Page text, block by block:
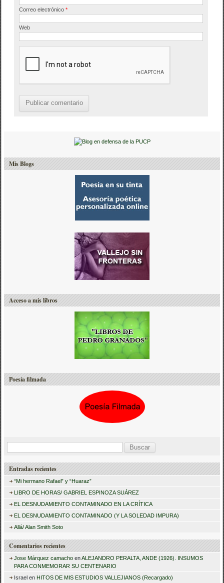
Correo electrónico*
Web
Mis Blogs
Acceso a mis libros
Poesía filmada
s
r
Entradas recientes
“Mi hermano Rafael” y “Huaraz”
LIBRO DE HORAS/ GABRIEL ESPINOZA SUÁREZ
EL DESNUDAMIENTO CONTAMINADO EN LA CRÍTICA
EL DESNUDAMIENTO CONTAMINADO (Y LA SOLEDAD IMPURA)
Allá/ Alan Smith Soto
Comentarios recientes
Jose Márquez camacho enALEJANDRO PERALTA, ANDE (1926). INSUMOS
PARA CONMEMORAR SU CENTENARIO
Israel en HITOS DE MIS ESTUDIOS VALLEJIANOS (Recargado)